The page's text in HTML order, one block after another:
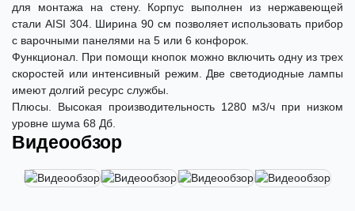
для монтажа на стену. Корпус выполнен из нержавеющей
стали AISI 304. Ширина 90 см позволяет использовать прибор
с варочными панелями на 5 или 6 конфорок.
Функционал. При помощи кнопок можно включить одну из трех
скоростей или интенсивный режим. Две светодиодные лампы
имеют долгий ресурс службы.
Плюсы. Высокая производительность 1280 м3/ч при низком
уровне шума 68 Дб.
Видеообзор